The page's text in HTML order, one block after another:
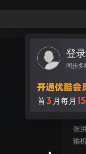
登
同步多
首3 月每月 15
视
绝
中
张
输